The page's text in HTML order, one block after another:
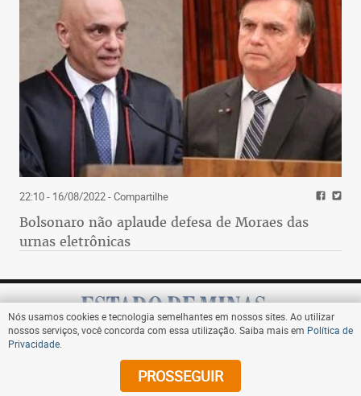
22:10 - 16/08/2022- Compartilhe
Bolsonaro não aplaude defesa de Moraes das
urnas eletrônicas
Assine
Nós usamos cookies e tecnologia semelhantes em nossos sites. Ao utilizar
nossos serviços, você concorda com essa utilização. Saiba mais em Política de
Privacidade
PROSSEGUIR